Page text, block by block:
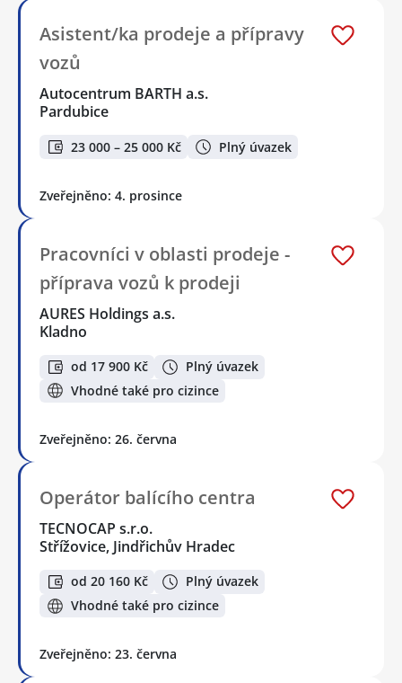
Asistent/ka prodeje a přípravy
vozů
Autocentrum BARTH a.s.
Pardubice
23 000 – 25 000 Kč Plný úvazek
Zveřejněno: 4. prosince
Pracovníci v oblasti prodeje -
příprava vozů k prodeji
AURES Holdings a.s.
Kladno
od 17 900 Kč
Plný úvazek
Vhodné také pro cizince
Zveřejněno: 26. června
Operátor balícího centra
TECNOCAP s.r.o.
Střížovice, Jindřichův Hradec
od 20 160 Kč
Plný úvazek
Vhodné také pro cizince
Zveřejněno: 23. června